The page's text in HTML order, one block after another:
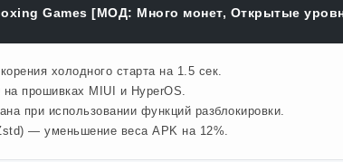
Games [МОД: Много монет, Открытые
холодного старта на 1.5 сек.
прошивках MIUI и HyperOS.
при использовании функций разблокировки.
— уменьшение веса APK на 12%.